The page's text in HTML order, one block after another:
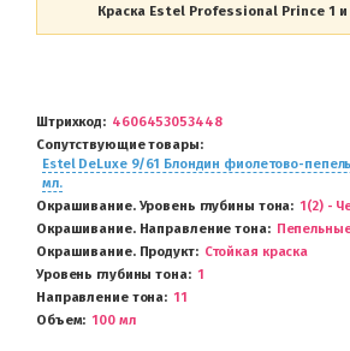
Краска Estel Professional Prince 1 и
Штрихкод
4606453053448
Сопутствующие товары
Estel DeLuxe 9/61 Блондин фиолетово-
мл.
Окрашивание. Уровень глубины тона
1(2) -
Окрашивание. Направление тона
Окрашивание. Продукт
Стойкая краска
Уровень глубины тона
1
Направление тона
11
Объем
100 мл